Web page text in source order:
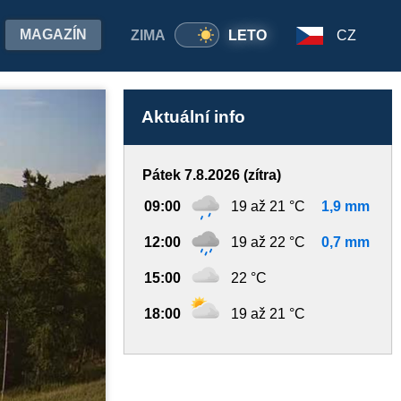
ZIMA LETO
MAGAZÍN CZ
Aktuální info
Pátek 7.8.2026 (zítra)
09:00 19 až 21 °C 1,9 mm
12:00 19 až 22 °C 0,7 mm
15:00 22 °C
18:00 19 až 21 °C